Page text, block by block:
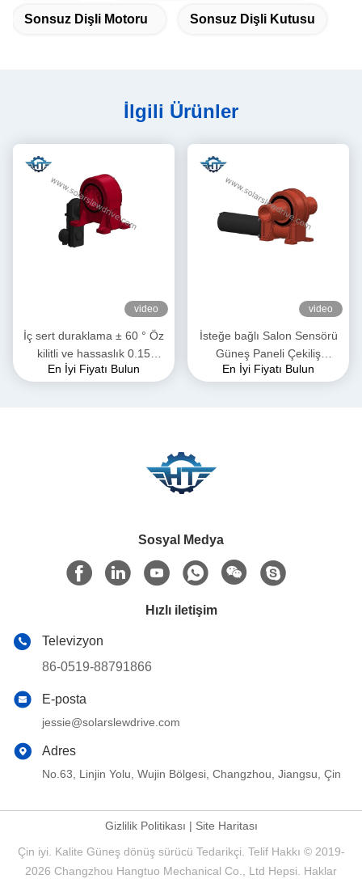
Sonsuz Dişli Motoru Sonsuz Dişli Kutusu
İlgili Ürünler
video
İç sert duraklama ± 60 ° Öz
kilitli ve hassaslık 0.15
derece ile solucan dişli
En İyi Fiyatı Bulun
video
İsteğe bağlı Salon Sensörü
Güneş Paneli Çekiliş
Sürücüsü Hızlı ve Kolay
En İyi Fiyatı Bulun
Sosyal Medya
Hızlı iletişim
Televizyon
86-0519-88791866
E-posta
jessie@solarslewdrive.com
Adres
No.63, Linjin Yolu, Wujin Bölgesi, Changzhou, Jiangsu, Çin
Gizlilik Politikası | Site Haritası
Çin iyi. Kalite Güneş dönüş sürücü Tedarikçi. Telif Hakkı © 2019-
2026 Changzhou Hangtuo Mechanical Co., Ltd Hepsi. Haklar